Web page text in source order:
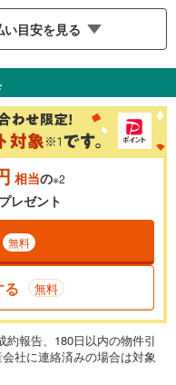
目安を見る
％
です。多くの金融機関
ています。
万円
相当の※2
プレゼント
無料
る 無料
約報告、180日以内の物件引
社に連絡済みの場合は対象